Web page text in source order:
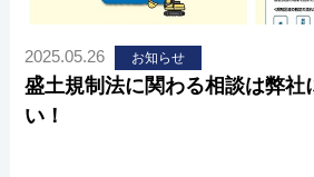
2025.05.26 お知らせ
盛土規制法に関わる相談は弊社
い！